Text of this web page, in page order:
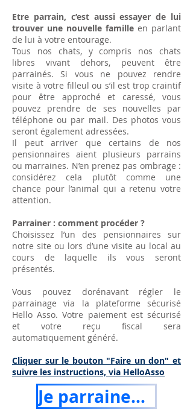
Etre parrain, c’est aussi essayer de lui
trouver une nouvelle famille en parlant
de lui à votre entourage.
Tous nos chats, y compris nos chats
libres vivant dehors, peuvent être
parrainés. Si vous ne pouvez rendre
visite à votre filleul ou s’il est trop craintif
pour être approché et caressé, vous
pouvez prendre de ses nouvelles par
téléphone ou par mail. Des photos vous
seront également adressées.
Il peut arriver que certains de nos
pensionnaires aient plusieurs parrains
ou marraines. N’en prenez pas ombrage :
considérez cela plutôt comme une
chance pour l’animal qui a retenu votre
attention.
Parrainer : comment procéder ?
Choisissez l’un des pensionnaires sur
notre site ou lors d’une visite au local au
cours de laquelle ils vous seront
présentés.
Vous pouvez dorénavant régler le
parrainage via la plateforme sécurisé
Hello Asso. Votre paiement est sécurisé
et votre reçu fiscal sera
automatiquement généré.
Cliquer sur le bouton "Faire un don" et
suivre les instructions, via HelloAsso
Je parraine un chat